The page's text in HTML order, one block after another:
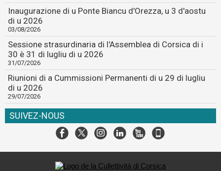
Inaugurazione di u Ponte Biancu d'Orezza, u 3 d'aostu
di u 2026
03/08/2026
Sessione strasurdinaria di l'Assemblea di Corsica di i
30 è 31 di lugliu di u 2026
31/07/2026
Riunioni di a Cummissioni Permanenti di u 29 di lugliu
di u 2026
29/07/2026
SUIVEZ-NOUS